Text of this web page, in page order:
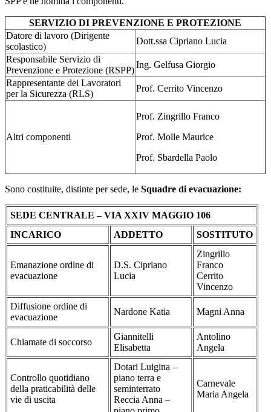
SERVIZIO DI PREVENZIONE E PROTEZIONE
Datore di lavoro (Dirigente
scolastico)
Dott.ssa Cipriano Lucia
Responsabile Servizio di
Prevenzione e Protezione (RSPP)
Ing. Gelfusa Giorgio
Rappresentante dei Lavoratori
per la Sicurezza (RLS)
Prof. Cerrito Vincenzo
Altri componenti
Prof. Zingrillo Franco
Prof. Molle Maurice
Prof. Sbardella Paolo
Sono costituite, distinte per sede, le Squadre di evacuazione:
SEDE CENTRALE – VIA XXIV MAGGIO 106
INCARICO
ADDETTO SOSTITUTO
Emanazione ordine di
evacuazione
D.S. Cipriano
Lucia
Zingrillo
Franco
Cerrito
Vincenzo
Diffusione ordine di
evacuazione
Nardone Katia Magni Anna
Chiamate di soccorso
Giannitelli
Elisabetta
Antolino
Angela
Controllo quotidiano
della praticabilità delle
vie di uscita
Dotari Luigina –
piano terra e
seminterrato
Reccia Anna –
Carnevale
Maria Angela